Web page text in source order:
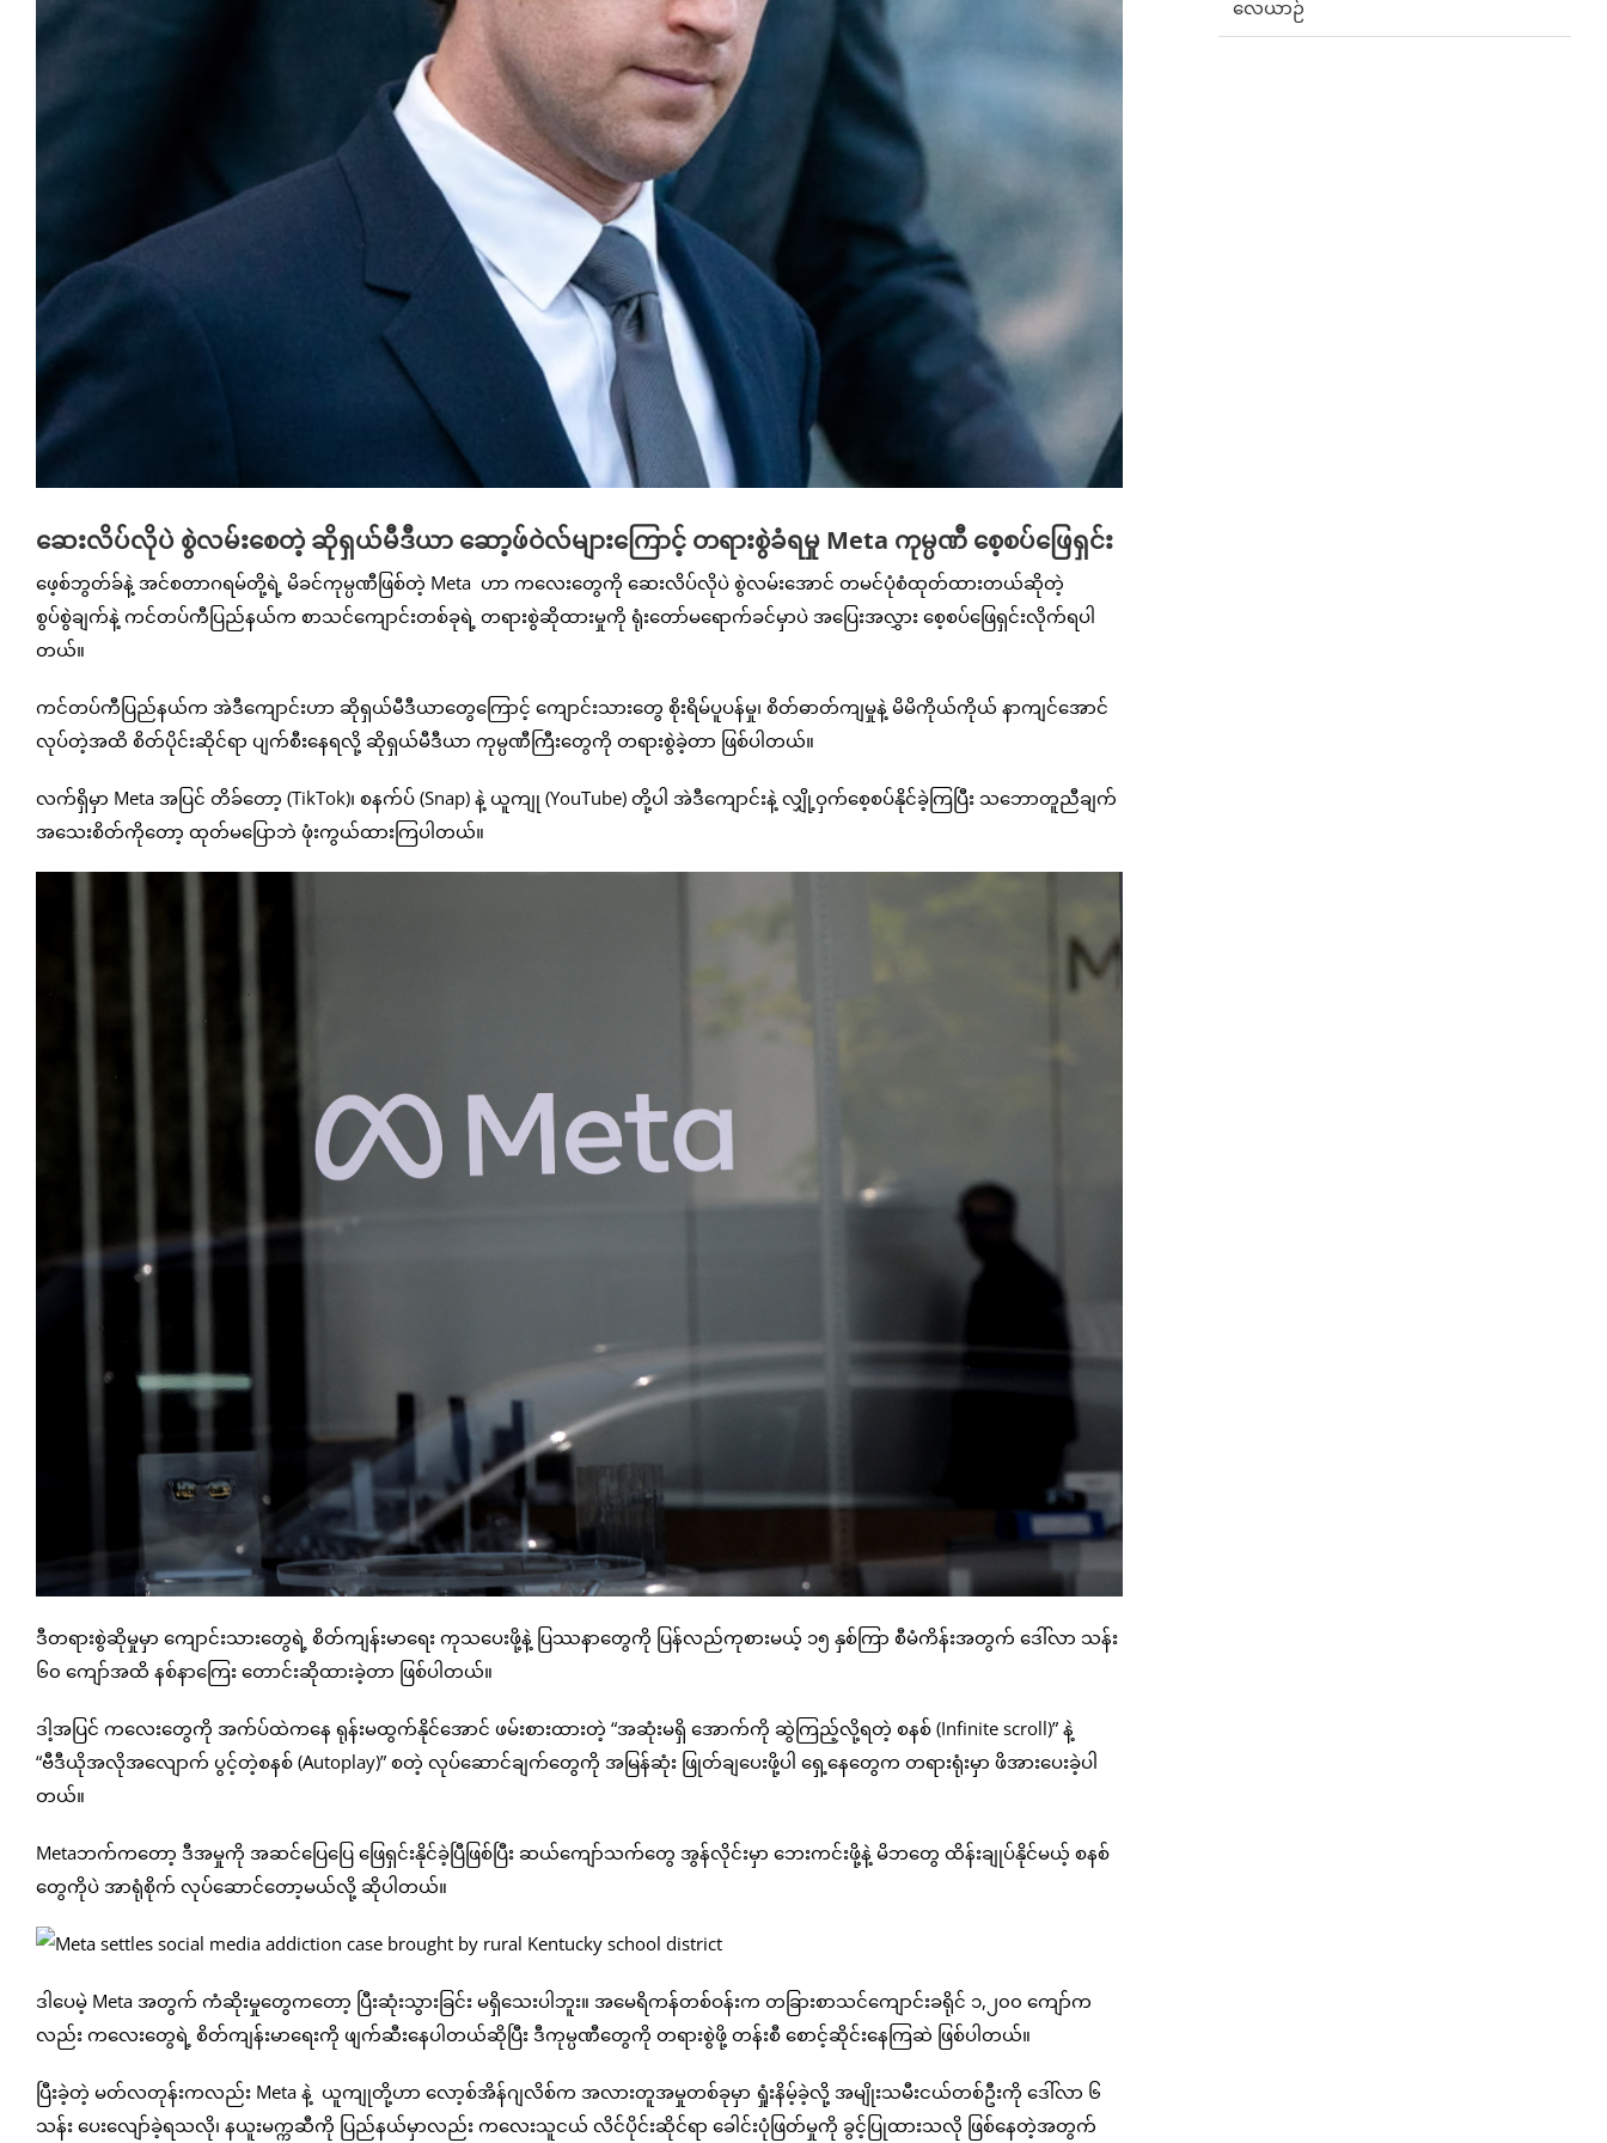
ဆေးလိပ်လိုပဲ စွဲလမ်းစေတဲ့ ဆိုရှယ်မီဒီယာ ဆော့ဖ်ဝဲလ်များကြောင့် တရားစွဲခံရမှု Meta ကုမ္ပဏီ စေ့စပ်ဖြေရှင်း
ဖေ့စ်ဘွတ်ခ်နဲ့ အင်စတာဂရမ်တို့ရဲ့ မိခင်ကုမ္ပဏီဖြစ်တဲ့ Meta ဟာ ကလေးတွေကို ဆေးလိပ်လိုပဲ စွဲလမ်းအောင် တမင်ပုံစံထုတ်ထားတယ်ဆိုတဲ့
စွပ်စွဲချက်နဲ့ ကင်တပ်ကီပြည်နယ်က စာသင်ကျောင်းတစ်ခုရဲ့ တရားစွဲဆိုထားမှုကို ရုံးတော်မရောက်ခင်မှာပဲ အပြေးအလွှား စေ့စပ်ဖြေရှင်းလိုက်ရပါ
တယ်။
ကင်တပ်ကီပြည်နယ်က အဲဒီကျောင်းဟာ ဆိုရှယ်မီဒီယာတွေကြောင့် ကျောင်းသားတွေ စိုးရိမ်ပူပန်မှု၊ စိတ်ဓာတ်ကျမှုနဲ့ မိမိကိုယ်ကိုယ် နာကျင်အောင်
လုပ်တဲ့အထိ စိတ်ပိုင်းဆိုင်ရာ ပျက်စီးနေရလို့ ဆိုရှယ်မီဒီယာ ကုမ္ပဏီကြီးတွေကို တရားစွဲခဲ့တာ ဖြစ်ပါတယ်။
လက်ရှိမှာ Meta အပြင် တိခ်တော့ (TikTok)၊ စနက်ပ် (Snap) နဲ့ ယူကျု (YouTube) တို့ပါ အဲဒီကျောင်းနဲ့ လျှို့ဝှက်စေ့စပ်နိုင်ခဲ့ကြပြီး သဘောတူညီချက်
အသေးစိတ်ကိုတော့ ထုတ်မပြောဘဲ ဖုံးကွယ်ထားကြပါတယ်။
ဒီတရားစွဲဆိုမှုမှာ ကျောင်းသားတွေရဲ့ စိတ်ကျန်းမာရေး ကုသပေးဖို့နဲ့ ပြဿနာတွေကို ပြန်လည်ကုစားမယ့် ၁၅ နှစ်ကြာ စီမံကိန်းအတွက် ဒေါ်လာ သန်း
၆၀ ကျော်အထိ နစ်နာကြေး တောင်းဆိုထားခဲ့တာ ဖြစ်ပါတယ်။
ဒါ့အပြင် ကလေးတွေကို အက်ပ်ထဲကနေ ရုန်းမထွက်နိုင်အောင် ဖမ်းစားထားတဲ့ “အဆုံးမရှိ အောက်ကို ဆွဲကြည့်လို့ရတဲ့ စနစ် (Infinite scroll)” နဲ့
“ဗီဒီယိုအလိုအလျောက် ပွင့်တဲ့စနစ် (Autoplay)” စတဲ့ လုပ်ဆောင်ချက်တွေကို အမြန်ဆုံး ဖြုတ်ချပေးဖို့ပါ ရှေ့နေတွေက တရားရုံးမှာ ဖိအားပေးခဲ့ပါ
တယ်။
Metaဘက်ကတော့ ဒီအမှုကို အဆင်ပြေပြေ ဖြေရှင်းနိုင်ခဲ့ပြီဖြစ်ပြီး ဆယ်ကျော်သက်တွေ အွန်လိုင်းမှာ ဘေးကင်းဖို့နဲ့ မိဘတွေ ထိန်းချုပ်နိုင်မယ့် စနစ်
တွေကိုပဲ အာရုံစိုက် လုပ်ဆောင်တော့မယ်လို့ ဆိုပါတယ်။
ဒါပေမဲ့ Meta အတွက် ကံဆိုးမှုတွေကတော့ ပြီးဆုံးသွားခြင်း မရှိသေးပါဘူး။ အမေရိကန်တစ်ဝန်းက တခြားစာသင်ကျောင်းခရိုင် ၁,၂၀၀ ကျော်က
လည်း ကလေးတွေရဲ့ စိတ်ကျန်းမာရေးကို ဖျက်ဆီးနေပါတယ်ဆိုပြီး ဒီကုမ္ပဏီတွေကို တရားစွဲဖို့ တန်းစီ စောင့်ဆိုင်းနေကြဆဲ ဖြစ်ပါတယ်။
ပြီးခဲ့တဲ့ မတ်လတုန်းကလည်း Meta နဲ့ ယူကျုတို့ဟာ လော့စ်အိန်ဂျလိစ်က အလားတူအမှုတစ်ခုမှာ ရှုံးနိမ့်ခဲ့လို့ အမျိုးသမီးငယ်တစ်ဦးကို ဒေါ်လာ ၆
သန်း ပေးလျော်ခဲ့ရသလို၊ နယူးမက္ကဆီကို ပြည်နယ်မှာလည်း ကလေးသူငယ် လိင်ပိုင်းဆိုင်ရာ ခေါင်းပုံဖြတ်မှုကို ခွင့်ပြုထားသလို ဖြစ်နေတဲ့အတွက်
လေယာဉ်